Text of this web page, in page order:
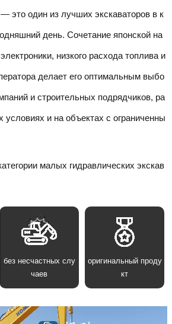
— это один из лучших экскаваторов в к
день. Сочетание японской на
низкого расхода топлива и
делает его оптимальным выбо
и строительных подрядчиков, ра
условиях и на объектах с ограниченны
малых гидравлических экскав
без несчастных слу
чаев
оригинальный проду
кт